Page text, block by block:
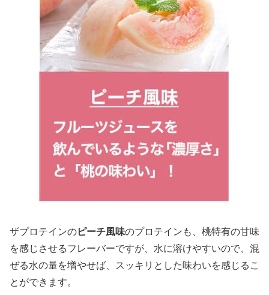
ザプロテインのピーチ風味のプロテインも、桃特有の甘味
を感じさせるフレーバーですが、水に溶けやすいので、混
ぜる水の量を増やせば、スッキリとした味わいを感じるこ
とができます。